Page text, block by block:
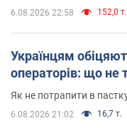
6.08.2026 22:58 152,0 т.
Українцям
операторів: що не
Як не потрапити в
6.08.2026 21:02 16,7 т.